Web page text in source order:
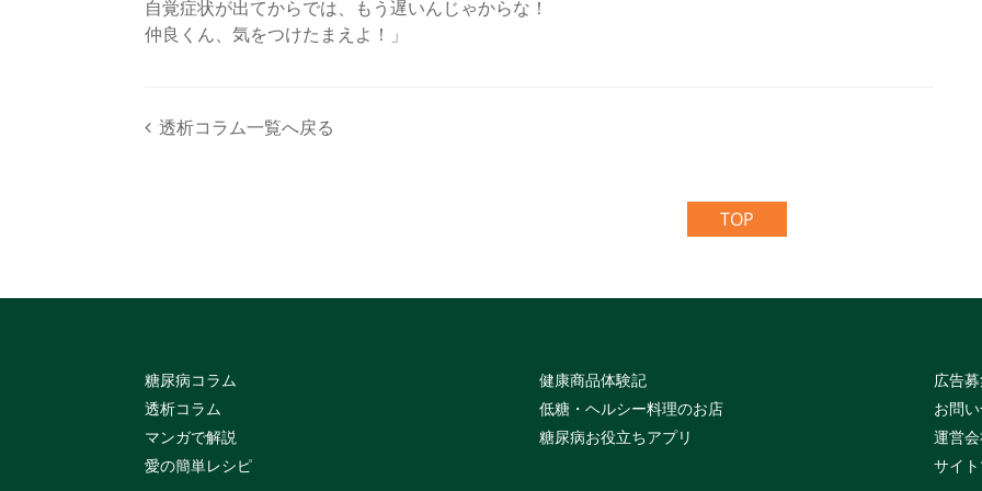
自覚症状が出てからでは、もう遅いんじゃからな！
仲良くん、気をつけたまえよ！」
透析コラム一覧へ戻る
TOP
糖尿病コラム
透析コラム
マンガで解説
愛の簡単レシピ
健康商品体験記
低糖・ヘルシー料理のお店
糖尿病お役立ちアプリ
広告
お問
運営
サイ